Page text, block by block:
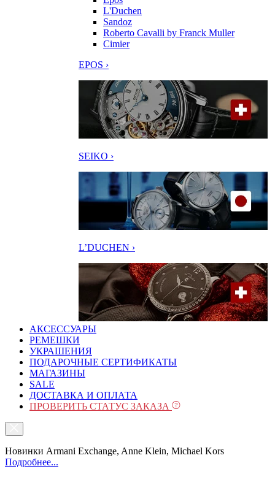
L'Duchen
Sandoz
Roberto Cavalli by Franck Muller
Cimier
EPOS ›
SEIKO ›
L’DUCHEN ›
АКСЕССУАРЫ
РЕМЕШКИ
УКРАШЕНИЯ
ПОДАРОЧНЫЕ СЕРТИФИКАТЫ
МАГАЗИНЫ
SALE
ДОСТАВКА И ОПЛАТА
ПРОВЕРИТЬ СТАТУС ЗАКАЗА
Новинки Armani Exchange, Anne Klein, Michael Kors
Подробнее...